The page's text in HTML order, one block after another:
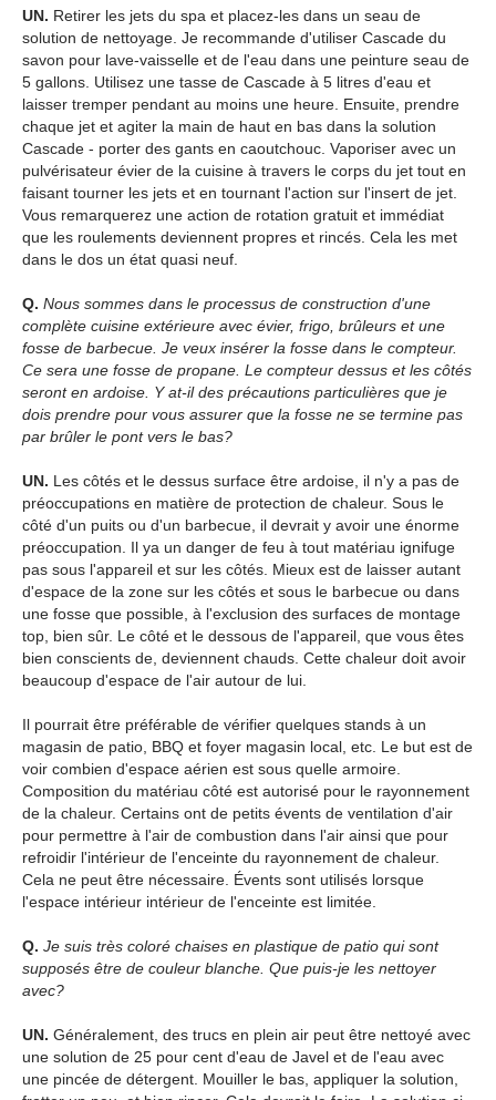
UN. Retirer les jets du spa et placez-les dans un seau de
solution de nettoyage. Je recommande d'utiliser Cascade du
savon pour lave-vaisselle et de l'eau dans une peinture seau de
5 gallons. Utilisez une tasse de Cascade à 5 litres d'eau et
laisser tremper pendant au moins une heure. Ensuite, prendre
chaque jet et agiter la main de haut en bas dans la solution
Cascade - porter des gants en caoutchouc. Vaporiser avec un
pulvérisateur évier de la cuisine à travers le corps du jet tout en
faisant tourner les jets et en tournant l'action sur l'insert de jet.
Vous remarquerez une action de rotation gratuit et immédiat
que les roulements deviennent propres et rincés. Cela les met
dans le dos un état quasi neuf.
Q. Nous sommes dans le processus de construction d'une
complète cuisine extérieure avec évier, frigo, brûleurs et une
fosse de barbecue. Je veux insérer la fosse dans le compteur.
Ce sera une fosse de propane. Le compteur dessus et les côtés
seront en ardoise. Y at-il des précautions particulières que je
dois prendre pour vous assurer que la fosse ne se termine pas
par brûler le pont vers le bas?
UN. Les côtés et le dessus surface être ardoise, il n'y a pas de
préoccupations en matière de protection de chaleur. Sous le
côté d'un puits ou d'un barbecue, il devrait y avoir une énorme
préoccupation. Il ya un danger de feu à tout matériau ignifuge
pas sous l'appareil et sur les côtés. Mieux est de laisser autant
d'espace de la zone sur les côtés et sous le barbecue ou dans
une fosse que possible, à l'exclusion des surfaces de montage
top, bien sûr. Le côté et le dessous de l'appareil, que vous êtes
bien conscients de, deviennent chauds. Cette chaleur doit avoir
beaucoup d'espace de l'air autour de lui.
Il pourrait être préférable de vérifier quelques stands à un
magasin de patio, BBQ et foyer magasin local, etc. Le but est de
voir combien d'espace aérien est sous quelle armoire.
Composition du matériau côté est autorisé pour le rayonnement
de la chaleur. Certains ont de petits évents de ventilation d'air
pour permettre à l'air de combustion dans l'air ainsi que pour
refroidir l'intérieur de l'enceinte du rayonnement de chaleur.
Cela ne peut être nécessaire. Évents sont utilisés lorsque
l'espace intérieur intérieur de l'enceinte est limitée.
Q. Je suis très coloré chaises en plastique de patio qui sont
supposés être de couleur blanche. Que puis-je les nettoyer
avec?
UN. Généralement, des trucs en plein air peut être nettoyé avec
une solution de 25 pour cent d'eau de Javel et de l'eau avec
une pincée de détergent. Mouiller le bas, appliquer la solution,